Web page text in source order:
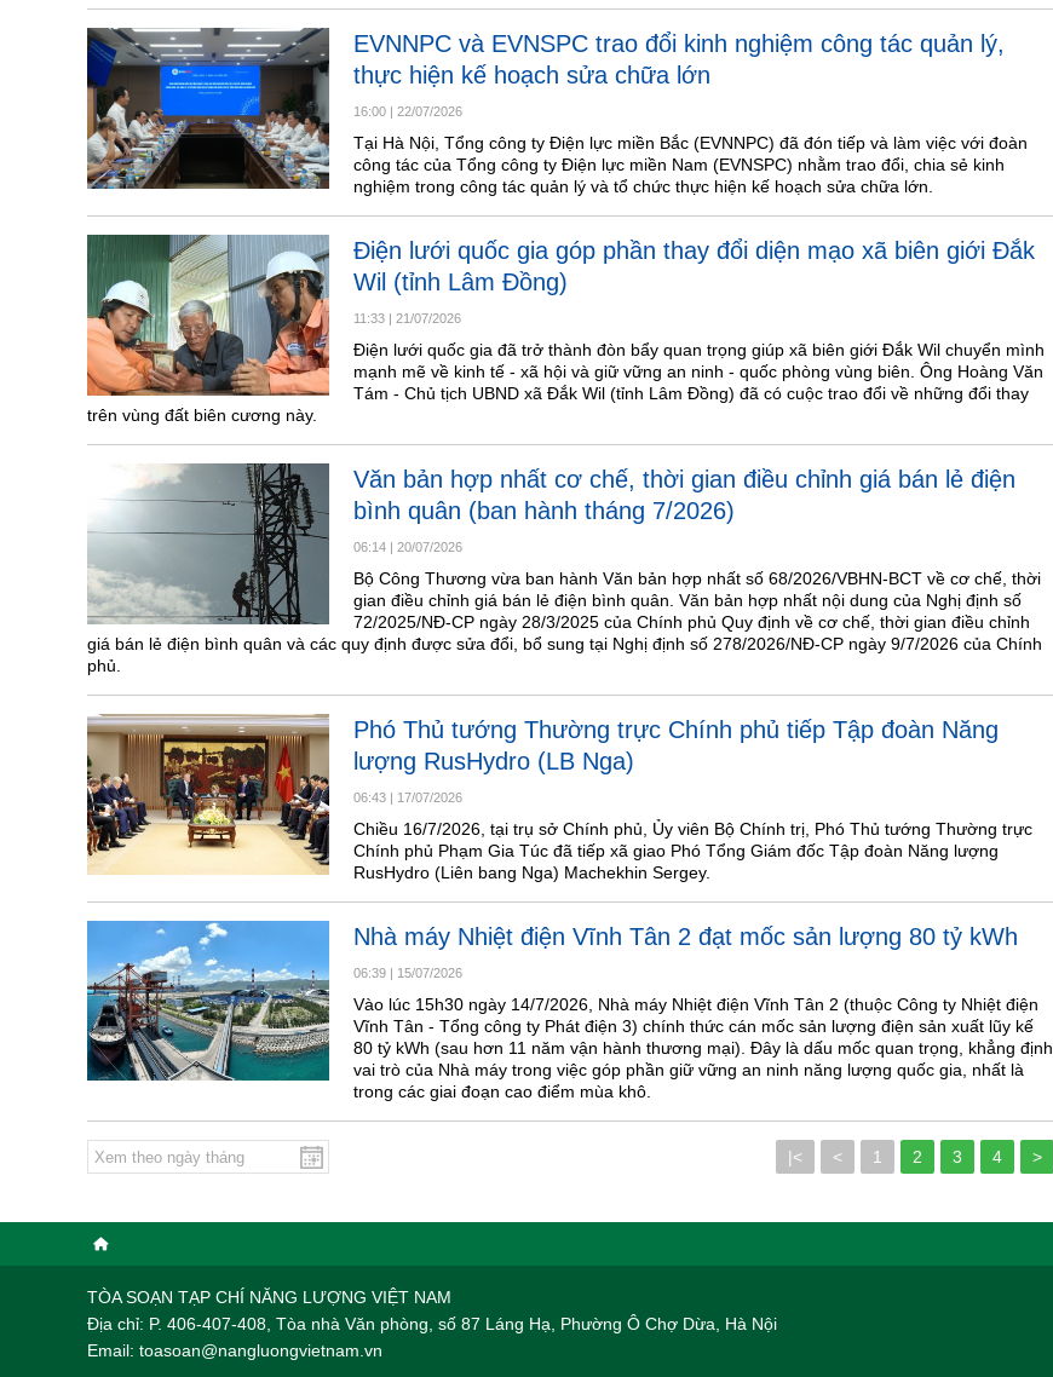
EVNNPC và EVNSPC trao đổi kinh nghiệm công tác quản lý,
thực hiện kế hoạch sửa chữa lớn
16:00 | 22/07/2026
Tại Hà Nội, Tổng công ty Điện lực miền Bắc (EVNNPC) đã đón tiếp và làm việc với đoàn
công tác của Tổng công ty Điện lực miền Nam (EVNSPC) nhằm trao đổi, chia sẻ kinh
nghiệm trong công tác quản lý và tổ chức thực hiện kế hoạch sửa chữa lớn.
Điện lưới quốc gia góp phần thay đổi diện mạo xã biên giới Đắk
Wil (tỉnh Lâm Đồng)
11:33 | 21/07/2026
Điện lưới quốc gia đã trở thành đòn bẩy quan trọng giúp xã biên giới Đắk Wil chuyển mình
mạnh mẽ về kinh tế - xã hội và giữ vững an ninh - quốc phòng vùng biên. Ông Hoàng Văn
Tám - Chủ tịch UBND xã Đắk Wil (tỉnh Lâm Đồng) đã có cuộc trao đổi về những đổi thay
trên vùng đất biên cương này.
Văn bản hợp nhất cơ chế, thời gian điều chỉnh giá bán lẻ điện
bình quân (ban hành tháng 7/2026)
06:14 | 20/07/2026
Bộ Công Thương vừa ban hành Văn bản hợp nhất số 68/2026/VBHN-BCT về cơ chế, thời
gian điều chỉnh giá bán lẻ điện bình quân. Văn bản hợp nhất nội dung của Nghị định số
72/2025/NĐ-CP ngày 28/3/2025 của Chính phủ Quy định về cơ chế, thời gian điều chỉnh
giá bán lẻ điện bình quân và các quy định được sửa đổi, bổ sung tại Nghị định số 278/2026/NĐ-CP ngày 9/7/2026 của Chính
phủ.
Phó Thủ tướng Thường trực Chính phủ tiếp Tập đoàn Năng
lượng RusHydro (LB Nga)
06:43 | 17/07/2026
Chiều 16/7/2026, tại trụ sở Chính phủ, Ủy viên Bộ Chính trị, Phó Thủ tướng Thường trực
Chính phủ Phạm Gia Túc đã tiếp xã giao Phó Tổng Giám đốc Tập đoàn Năng lượng
RusHydro (Liên bang Nga) Machekhin Sergey.
Nhà máy Nhiệt điện Vĩnh Tân 2 đạt mốc sản lượng 80 tỷ kWh
06:39 | 15/07/2026
Vào lúc 15h30 ngày 14/7/2026, Nhà máy Nhiệt điện Vĩnh Tân 2 (thuộc Công ty Nhiệt điện
Vĩnh Tân - Tổng công ty Phát điện 3) chính thức cán mốc sản lượng điện sản xuất lũy kế
80 tỷ kWh (sau hơn 11 năm vận hành thương mại). Đây là dấu mốc quan trọng, khẳng định
vai trò của Nhà máy trong việc góp phần giữ vững an ninh năng lượng quốc gia, nhất là
trong các giai đoạn cao điểm mùa khô.
|< < 1 2 3 4 >
TÒA SOẠN TẠP CHÍ NĂNG LƯỢNG VIỆT NAM
Địa chỉ: P. 406-407-408, Tòa nhà Văn phòng, số 87 Láng Hạ, Phường Ô Chợ Dừa, Hà Nội
Email: toasoan@nangluongvietnam.vn